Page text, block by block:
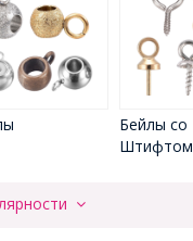
Бейлы со
Штифтом